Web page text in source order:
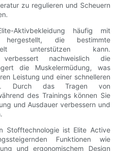
zu regulieren und Scheuern
Aktivbekleidung häufig mit
hergestellt, die bestimmte
unterstützen kann.
verbessert nachweislich die
die Muskelermüdung, was
Leistung und einer schnelleren
Durch das Tragen von
des Trainings können Sie
und Ausdauer verbessern und
Stofftechnologie ist Elite Active
Funktionen wie
und ergonomischem Design